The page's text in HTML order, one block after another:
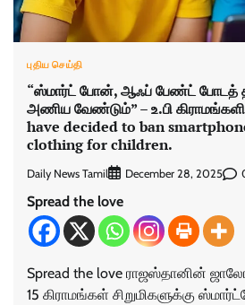
புதிய செய்தி
“ஸ்மார்ட் போன், ஆஃப் பேண்ட் போடத்
அணிய வேண்டும்” – உ.பி
have decided to ban
clothing for children.
Daily News Tamil December 28, 2025
Spread the love
Spread the love ராஜஸ்தானின்
15 கிராமங்கள் சிறுமிகளுக்கு